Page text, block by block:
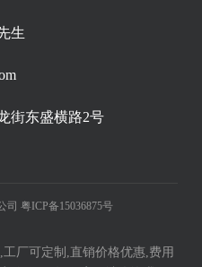
生
街东盛横路2号
司 粤ICP备15036875号
厂可定制,直销价格优惠,费用